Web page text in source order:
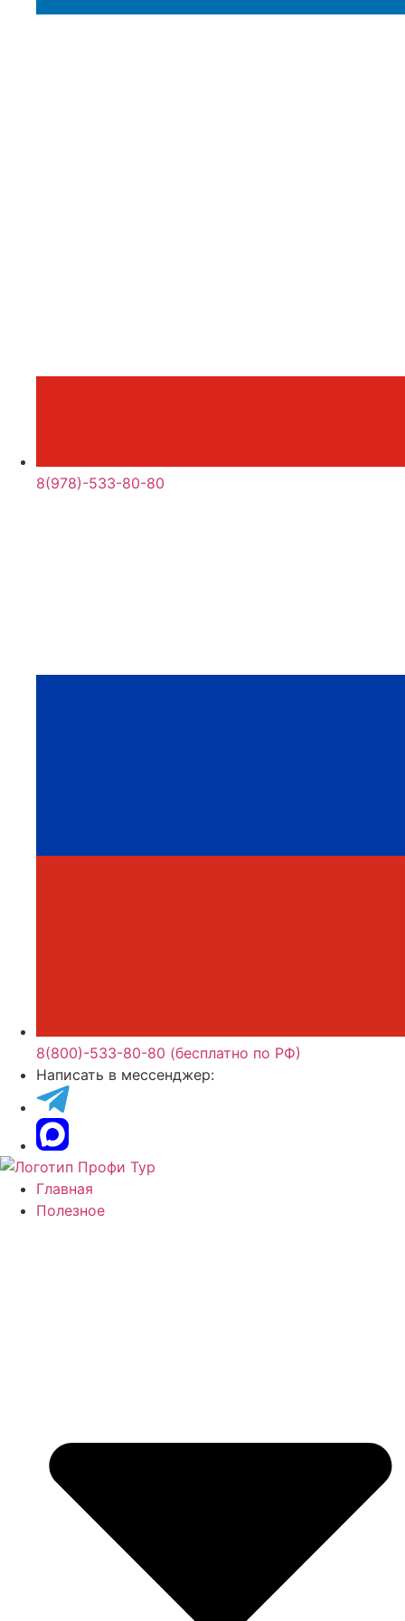
8(978)-533-80-80
8(800)-533-80-80 (бесплатно по РФ)
Написать в мессенджер:
Главная
Полезное